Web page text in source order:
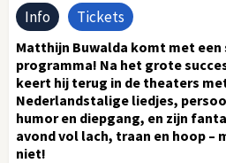
Info Tickets
Matthijn Buwalda komt met
programma! Na het grote
keert hij terug in de theaters
Nederlandstalige liedjes,
humor en diepgang, en zijn
avond vol lach, traan en hoop –
niet!